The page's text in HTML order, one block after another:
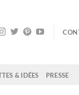
& IDÉES PRESSE